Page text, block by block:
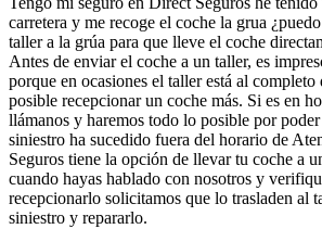
carretera y me recoge el coche la grua
taller a la grúa para que lleve el coche
Antes de enviar el coche a un taller, es
porque en ocasiones el taller está al completo
posible recepcionar un coche más. Si es en
llámanos y haremos todo lo posible por
siniestro ha sucedido fuera del horario de
Seguros tiene la opción de llevar tu coche a
cuando hayas hablado con nosotros y
recepcionarlo solicitamos que lo trasladen al
siniestro y repararlo.